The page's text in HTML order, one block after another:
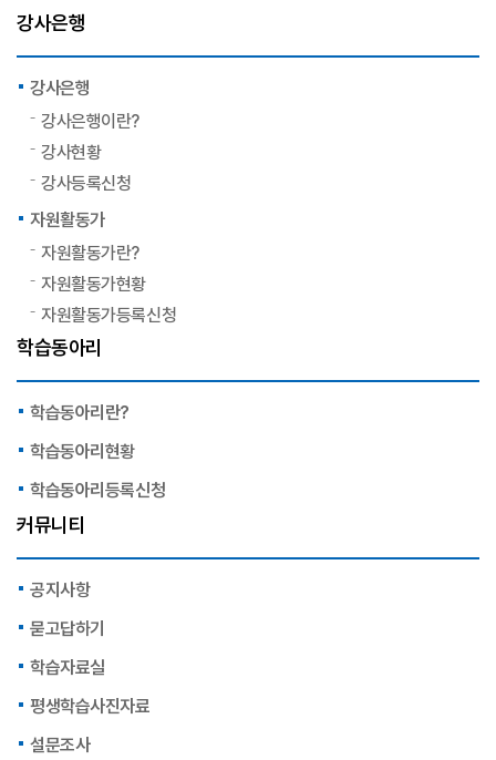
강사은행
강사은행
강사은행이란?
강사현황
강사등록신청
자원활동가
자원활동가란?
자원활동가현황
자원활동가등록신청
학습동아리
학습동아리란?
학습동아리현황
학습동아리등록신청
커뮤니티
공지사항
묻고답하기
학습자료실
평생학습사진자료
설문조사